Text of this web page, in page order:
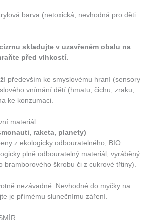
barva (netoxická, nevhodná pro děti
skladujte v uzavřeném obalu na
před vlhkostí.
především ke smyslovému hraní (sensory
vnímání dětí (hmatu, čichu, zraku,
ke konzumaci.
materiál:
raketa, planety)
z ekologicky odbouratelného, BIO
plně odbouratelný materiál, vyráběný
bramborového škrobu či z cukrové třtiny).
nezávadné. Nevhodné do myčky na
je přímému slunečnímu záření.